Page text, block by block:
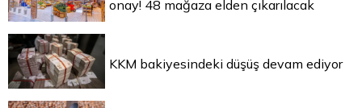
onay! 48 mağaza elden çıkarılacak
KKM bakiyesindeki düşüş devam ediyor